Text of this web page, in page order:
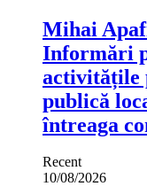
Mihai
Informări
activitățile
publică
întreaga
Recent
10/08/2026